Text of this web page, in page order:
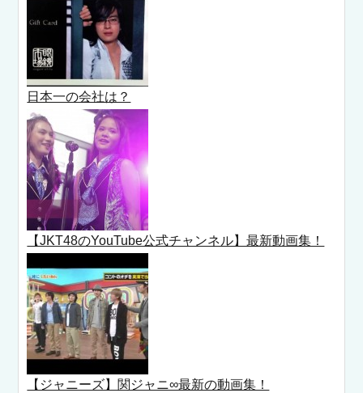
日本一の会社は？
【JKT48のYouTube公式チャンネル】最新動画集！
【ジャニーズ】関ジャニ∞最新の動画集！